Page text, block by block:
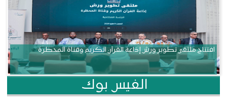
افتتاح ملتقى تطوير ورش إذاعة القرآن الكريم وقناة المحظرة
الفيس بوك